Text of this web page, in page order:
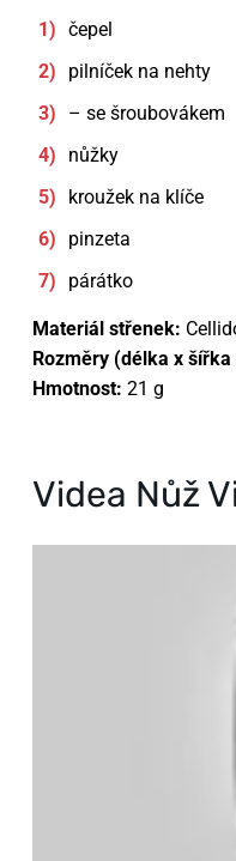
čepel
pilníček na nehty
– se šroubovákem
nůžky
kroužek na klíče
pinzeta
párátko
Materiál střenek:
Rozměry (délka x šířka
Hmotnost: 21 g
Videa Nůž